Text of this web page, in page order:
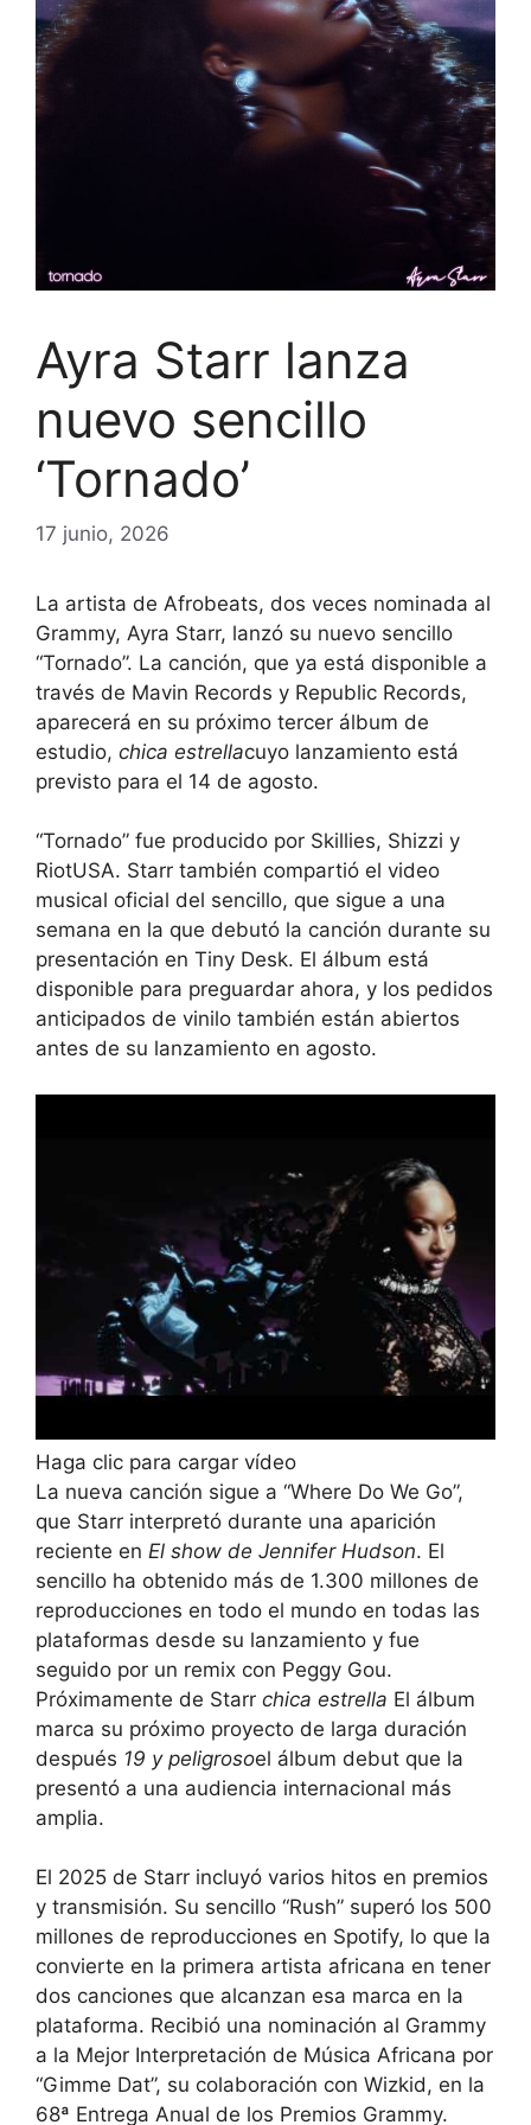
Ayra Starr lanza
nuevo sencillo
‘Tornado’
17 junio, 2026
La artista de Afrobeats, dos veces nominada al
Grammy, Ayra Starr, lanzó su nuevo sencillo
“Tornado”. La canción, que ya está disponible a
través de Mavin Records y Republic Records,
aparecerá en su próximo tercer álbum de
estudio, chica estrellacuyo lanzamiento está
previsto para el 14 de agosto.
“Tornado” fue producido por Skillies, Shizzi y
RiotUSA. Starr también compartió el video
musical oficial del sencillo, que sigue a una
semana en la que debutó la canción durante su
presentación en Tiny Desk. El álbum está
disponible para preguardar ahora, y los pedidos
anticipados de vinilo también están abiertos
antes de su lanzamiento en agosto.
Haga clic para cargar vídeo
La nueva canción sigue a “Where Do We Go”,
que Starr interpretó durante una aparición
reciente en El show de Jennifer Hudson. El
sencillo ha obtenido más de 1.300 millones de
reproducciones en todo el mundo en todas las
plataformas desde su lanzamiento y fue
seguido por un remix con Peggy Gou.
Próximamente de Starr chica estrella El álbum
marca su próximo proyecto de larga duración
después 19 y peligrosoel álbum debut que la
presentó a una audiencia internacional más
amplia.
El 2025 de Starr incluyó varios hitos en premios
y transmisión. Su sencillo “Rush” superó los 500
millones de reproducciones en Spotify, lo que la
convierte en la primera artista africana en tener
dos canciones que alcanzan esa marca en la
plataforma. Recibió una nominación al Grammy
a la Mejor Interpretación de Música Africana por
“Gimme Dat”, su colaboración con Wizkid, en la
68ª Entrega Anual de los Premios Grammy.